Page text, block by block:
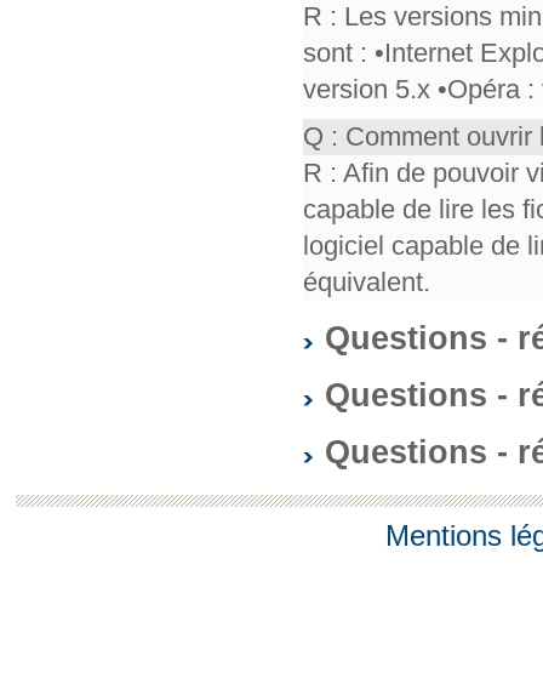
R : Les versions
sont : •Internet
version 5.x •Opéra
Q : Comment
R : Afin de pouvoir
capable de lire les
logiciel capable de
équivalent.
Questions -
Questions -
Questions -
Mentions